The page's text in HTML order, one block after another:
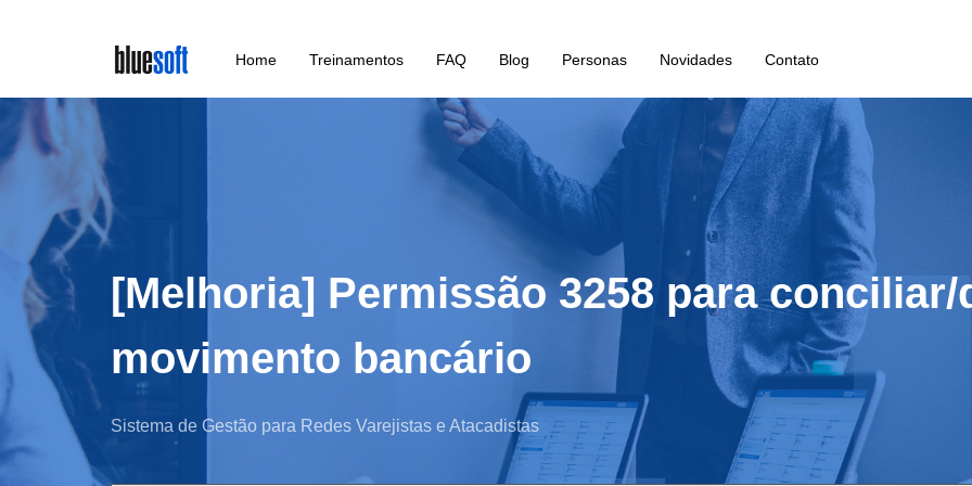
main
content
Home Treinamentos FAQ Blog Personas Novidades Contato
[Melhoria] Permissão 3258 para
movimento bancário
Sistema de Gestão para Redes Varejistas e Atacadistas